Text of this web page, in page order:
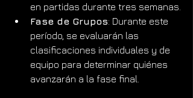
en partidas durante tres semanas.
Fase de Grupos: Durante este
período, se evaluarán las
clasificaciones individuales y de
equipo para determinar quiénes
avanzarán a la fase final.